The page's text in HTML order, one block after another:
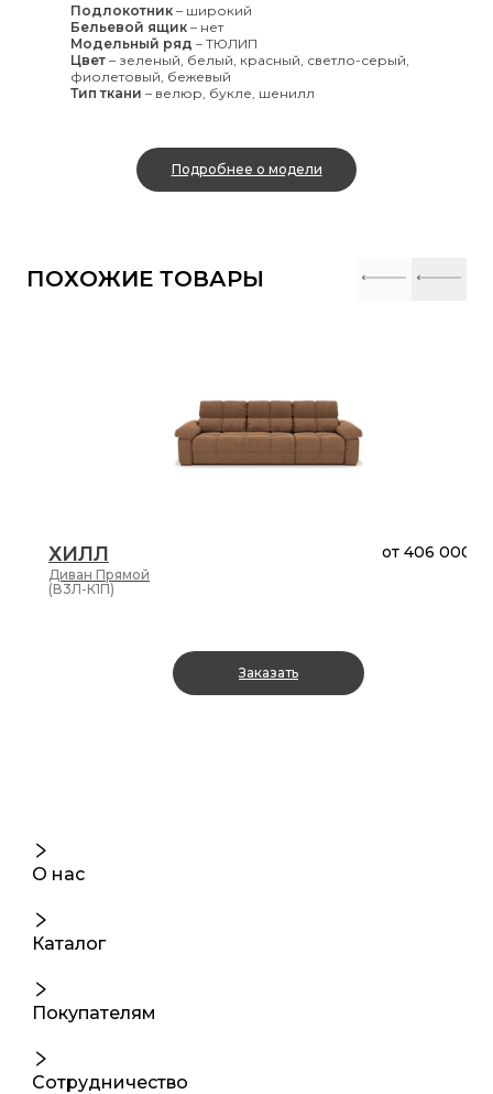
Подлокотник – широкий
Бельевой ящик – нет
Модельный ряд – ТЮЛИП
Цвет – зеленый, белый, красный, светло-серый,
фиолетовый, бежевый
Тип ткани – велюр, букле, шенилл
Подробнее о модели
ПОХОЖИЕ ТОВАРЫ
ХИЛЛ
Диван Прямой
от 406 000 ₽
(В3Л-К1П)
Заказать
О нас
Каталог
Покупателям
Сотрудничество